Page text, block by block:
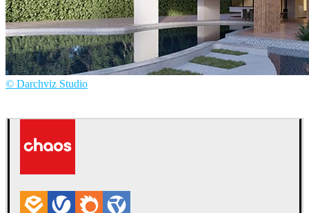
© Darchviz Studio